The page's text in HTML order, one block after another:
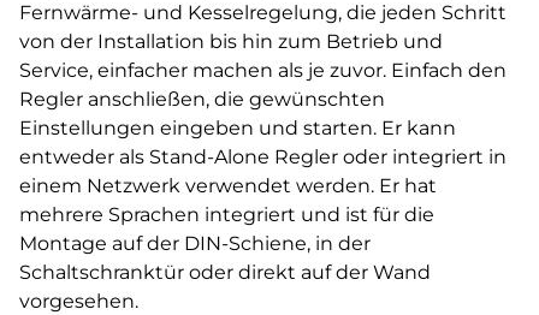
Fernwärme- und Kesselregelung, die jeden Schritt
von der Installation bis hin zum Betrieb und
Service, einfacher machen als je zuvor. Einfach den
Regler anschließen, die gewünschten
Einstellungen eingeben und starten. Er kann
entweder als Stand-Alone Regler oder integriert in
einem Netzwerk verwendet werden. Er hat
mehrere Sprachen integriert und ist für die
Montage auf der DIN-Schiene, in der
Schaltschranktür oder direkt auf der Wand
vorgesehen.